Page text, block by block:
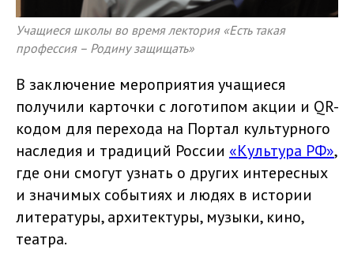
Учащиеся школы во время лектория «Есть такая
профессия – Родину защищать»
В заключение мероприятия учащиеся
получили карточки с логотипом акции и QR-
кодом для перехода на Портал культурного
наследия и традиций России «Культура РФ»,
где они смогут узнать о других интересных
и значимых событиях и людях в истории
литературы, архитектуры, музыки, кино,
театра.